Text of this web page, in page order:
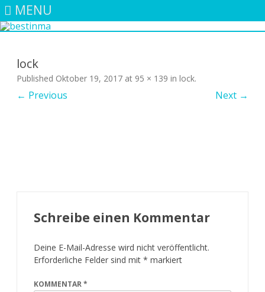
MENU
lock
Published Oktober 19, 2017 at 95 × 139 in lock.
← Previous Next →
Schreibe einen Kommentar
Deine E-Mail-Adresse wird nicht veröffentlicht.
Erforderliche Felder sind mit * markiert
KOMMENTAR*